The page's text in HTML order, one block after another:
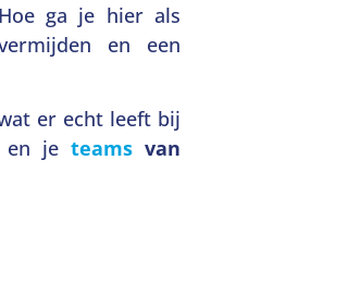
ga je hier als
en een
er echt leeft bij
en jeteams van